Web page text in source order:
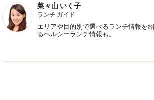
菜々山 いく子
ランチ ガイド
エリアや目的別で選べるランチ情報を
るヘルシーランチ情報も。